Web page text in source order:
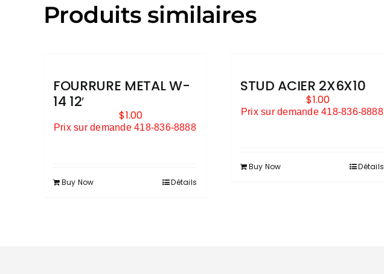
Produits similaires
FOURRURE METAL W-
14 12′
$1.00
Prix sur demande 418-836-8888
Buy Now Détails
STUD ACIER 2X6X10
$1.00
Prix sur demande 418-836-8888
Buy Now Détails